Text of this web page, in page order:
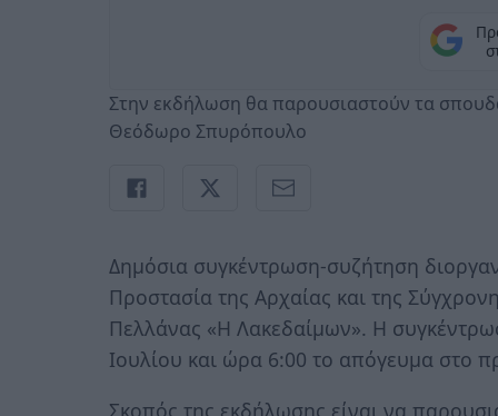
Στην εκδήλωση θα παρουσιαστούν τα
Θεόδωρο Σπυρόπουλο
Δημόσια συγκέντρωση-συζήτηση
Προστασία της Αρχαίας και της
Πελλάνας «Η Λακεδαίμων». Η
Ιουλίου και ώρα 6:00 το απόγευμα στο
Σκοπός της εκδήλωσης είναι να